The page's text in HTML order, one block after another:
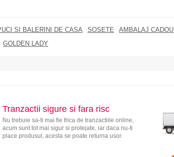
SI BALERINI DE CASA SOSETE
AMBALAJ CADOU
GOLDEN LADY
Tranzactii sigure si fara risc
Nu trebuie sa-ti mai fie frica de tranzactiile online,
acum sunt tot mai sigur si protejate, iar daca nu-ti
place produsul, acesta se poate returna usor.